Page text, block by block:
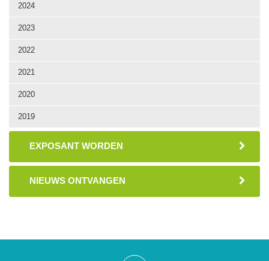
2024
2023
2022
2021
2020
2019
EXPOSANT WORDEN
NIEUWS ONTVANGEN